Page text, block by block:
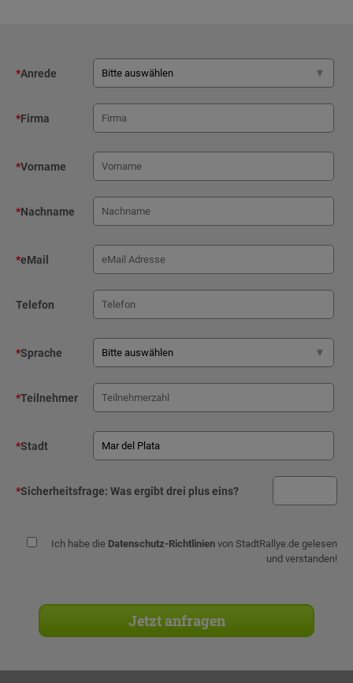
*Anrede
*Firma
*Vorname
*Nachname
*eMail
Telefon
*Sprache
*Teilnehmer
*Stadt
*Sicherheitsfrage: Was ergibt drei plus eins?
Ich habe die Datenschutz-Richtlinien von StadtRallye.de gelesen
und verstanden!